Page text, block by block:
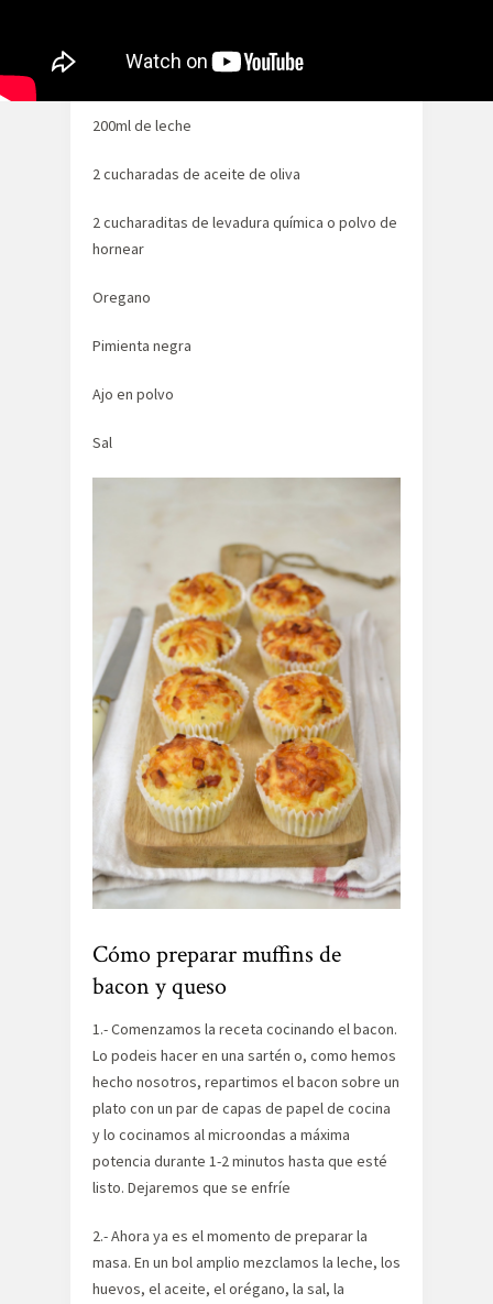
200ml de leche
2 cucharadas de aceite de oliva
2 cucharaditas de levadura química o polvo de
hornear
Oregano
Pimienta negra
Ajo en polvo
Sal
Cómo preparar muffins de
bacon y queso
1.- Comenzamos la receta cocinando el bacon.
Lo podeis hacer en una sartén o, como hemos
hecho nosotros, repartimos el bacon sobre un
plato con un par de capas de papel de cocina
y lo cocinamos al microondas a máxima
potencia durante 1-2 minutos hasta que esté
listo. Dejaremos que se enfríe
2.- Ahora ya es el momento de preparar la
masa. En un bol amplio mezclamos la leche, los
huevos, el aceite, el orégano, la sal, la